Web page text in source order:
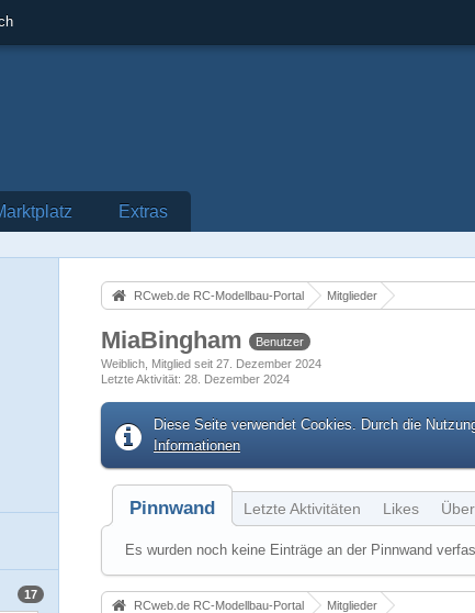
Extras
17
RCweb.de RC-Modellbau-Portal Mitglieder
MiaBingham
Benutzer
Weiblich Mitglied seit 27. Dezember 2024
Letzte Aktivität 28. Dezember 2024
Diese Seite verwendet Cookies. Durch die
Informationen
Pinnwand Letzte Aktivitäten Likes
Es wurden noch keine Einträge an der Pinnwand
RCweb.de RC-Modellbau-Portal Mitglieder